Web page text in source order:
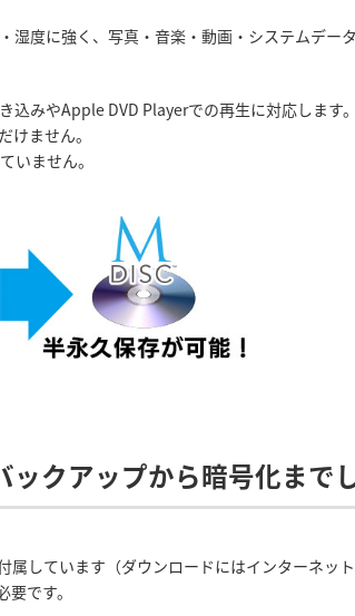
度に強く、写真・音楽・動画・システムデー
みやApple DVD Playerでの再生に対応します。
ません。
いません。
クアップから暗号化まで
しています（ダウンロードにはインターネッ
です。